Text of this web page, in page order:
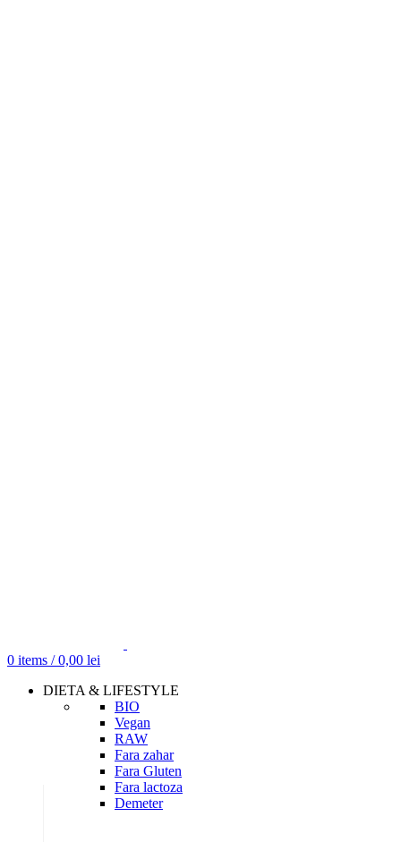
0 items / 0,00 lei
DIETA & LIFESTYLE
BIO
Vegan
RAW
Fara zahar
Fara Gluten
Fara lactoza
Demeter